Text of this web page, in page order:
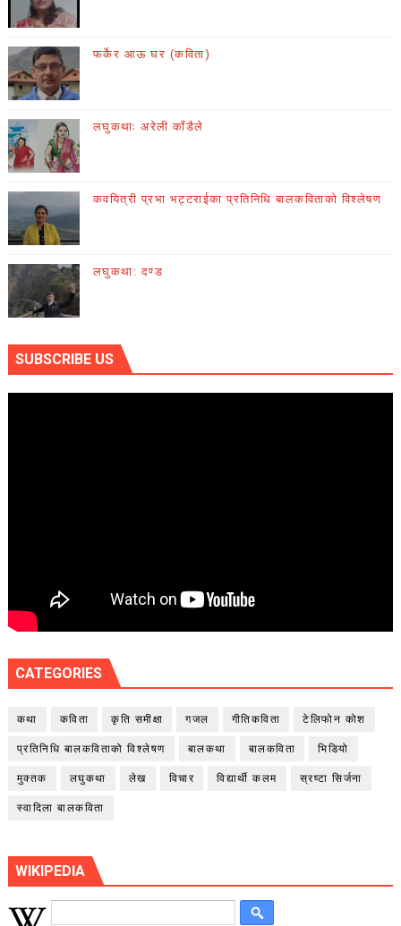
फर्केर आऊ घर (कविता)
लघुकथाः अरेली काँडैले
कवयित्री प्रभा भट्टराईका प्रतिनिधि बालकविताको विश्लेषण
लघुकथा: दण्ड
SUBSCRIBE US
CATEGORIES
कथा कविता कृति समीक्षा गजल गीतिकविता टेलिफोन कोश
प्रतिनिधि बालकविताको विश्लेषण बालकथा बालकविता भिडियो
मुक्तक लघुकथा लेख विचार विद्यार्थी कलम स्रष्टा सिर्जना
स्वादिला बालकविता
WIKIPEDIA